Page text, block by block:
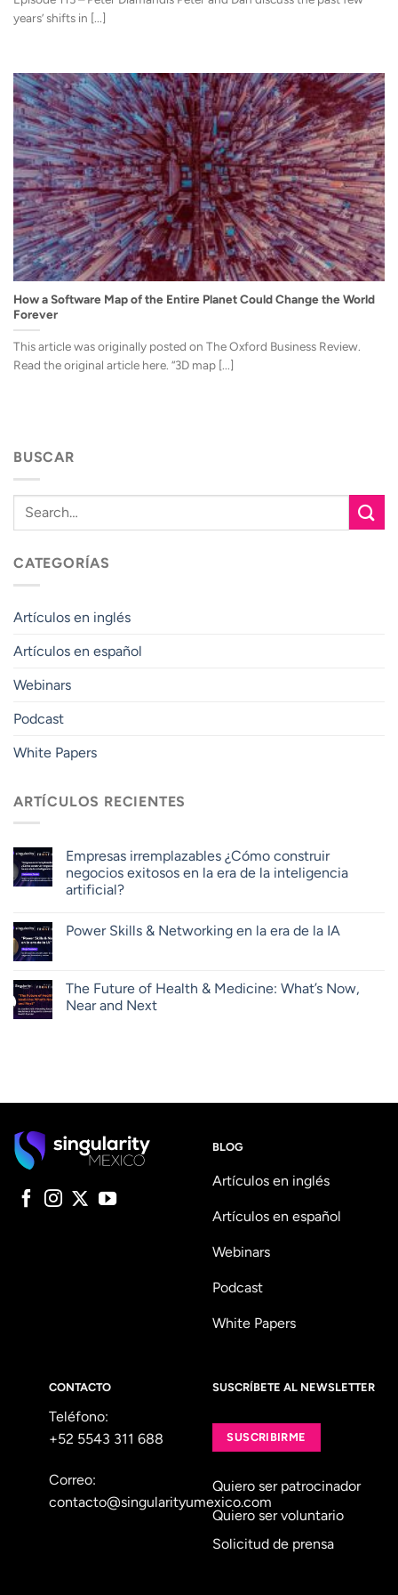
years’ shifts in [...]
How a Software Map of the Entire Planet Could Change the World
Forever
This article was originally posted on The Oxford Business Review.
Read the original article here. “3D map [...]
BUSCAR
CATEGORÍAS
Artículos en inglés
Artículos en español
Webinars
Podcast
White Papers
ARTÍCULOS RECIENTES
Empresas irremplazables ¿Cómo construir
negocios exitosos en la era de la inteligencia
artificial?
Power Skills & Networking en la era de la IA
The Future of Health & Medicine: What’s Now,
Near and Next
BLOG
Artículos en inglés
Artículos en español
Webinars
Podcast
White Papers
CONTACTO
Teléfono:
+52 5543 311 688
Correo:
contacto@singularityumexico.com
SUSCRÍBETE AL NEWSLETTER
SUSCRIBIRME
Quiero ser patrocinador
Quiero ser voluntario
Solicitud de prensa